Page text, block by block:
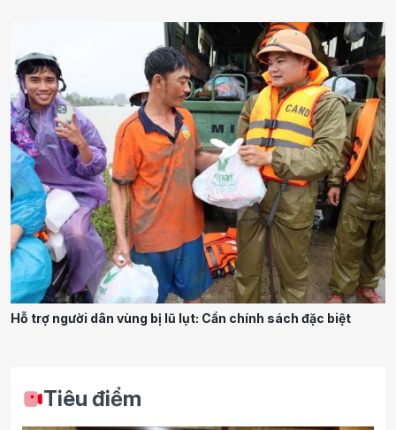
Hỗ trợ người dân vùng bị lũ lụt: Cần chính sách đặc biệt
Tiêu điểm